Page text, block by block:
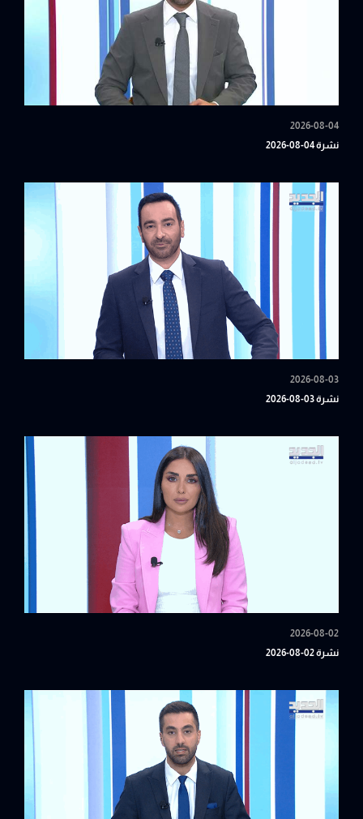
2026-08-04
نشرة 04-08-2026
2026-08-03
نشرة 03-08-2026
2026-08-02
نشرة 02-08-2026